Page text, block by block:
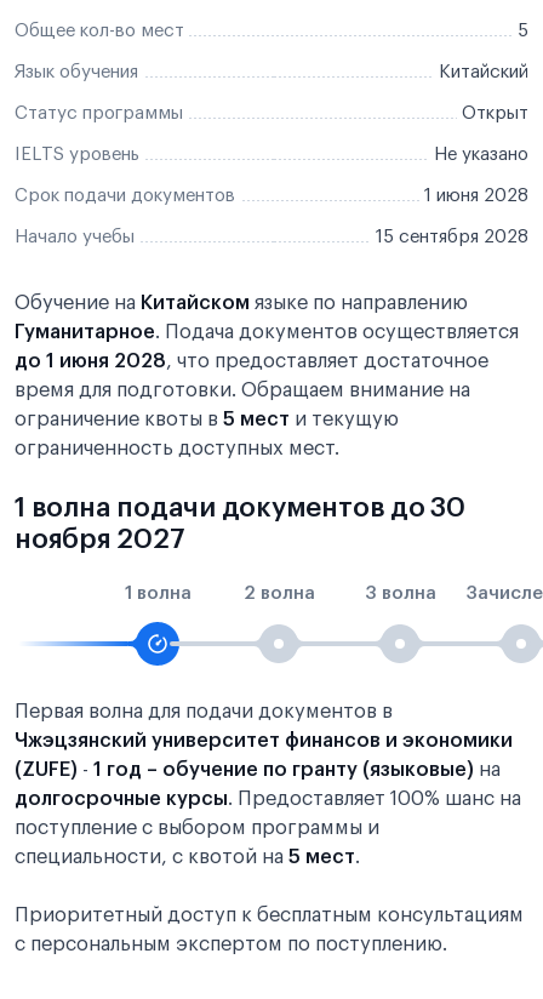
Общее кол-во мест 5
Язык обучения Китайский
Статус программы Открыт
IELTS уровень Не указано
Срок подачи документов 1 июня 2028
Начало учебы 15 сентября 2028
Обучение на Китайском языке по направлению
Гуманитарное. Подача документов осуществляется
до 1 июня 2028, что предоставляет достаточное
время для подготовки. Обращаем внимание на
ограничение квоты в 5 мест и текущую
ограниченность доступных мест.
1 волна подачи документов до 30
ноября 2027
1 волна 2 волна 3 волна
Первая волна для подачи документов в
Чжэцзянский университет финансов и экономики
(ZUFE) - 1 год – обучение по гранту (языковые) на
долгосрочные курсы. Предоставляет 100% шанс на
поступление с выбором программы и
специальности, с квотой на 5 мест.
Приоритетный доступ к бесплатным консультациям
с персональным экспертом по поступлению.